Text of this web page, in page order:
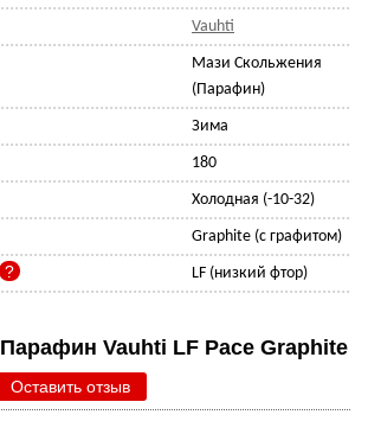
Vauhti
Мази Скольжения
(Парафин)
Зима
180
Холодная (-10-32)
Graphite (с графитом)
LF (низкий фтор)
Парафин Vauhti LF Pace Graphite
Оставить отзыв